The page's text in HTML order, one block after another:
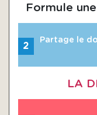
Formule
2
Partage le
LA